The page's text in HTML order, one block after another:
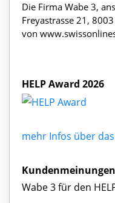
Die Firma Wabe 3,
Freyastrasse 21,
von
HELP Award 2026
mehr Infos über
Kundenmeinungen
Wabe 3 für den